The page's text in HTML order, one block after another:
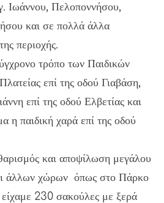
Ιωάννου, Πελοποννήσου,
και σε πολλά άλλα
περιοχής.
τρόπο των Παιδικών
επί της οδού Γιαβάση,
επί της οδού Ελβετίας και
η παιδική χαρά επί της οδού
και αποψίλωση μεγάλου
άλλων χώρων όπως στο Πάρκο
230 σακούλες με ξερά